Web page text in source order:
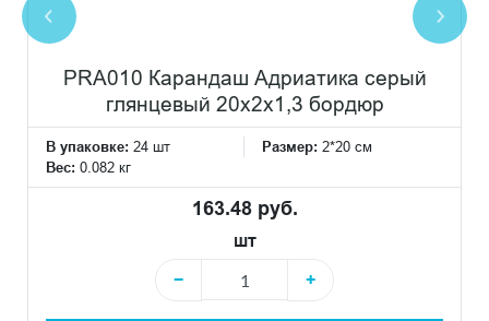
PRA010 Карандаш Адриатика серый
глянцевый 20x2x1,3 бордюр
В упаковке: 24 шт Размер: 2*20 см
Вес: 0.082 кг
163.48 руб.
шт
−
+